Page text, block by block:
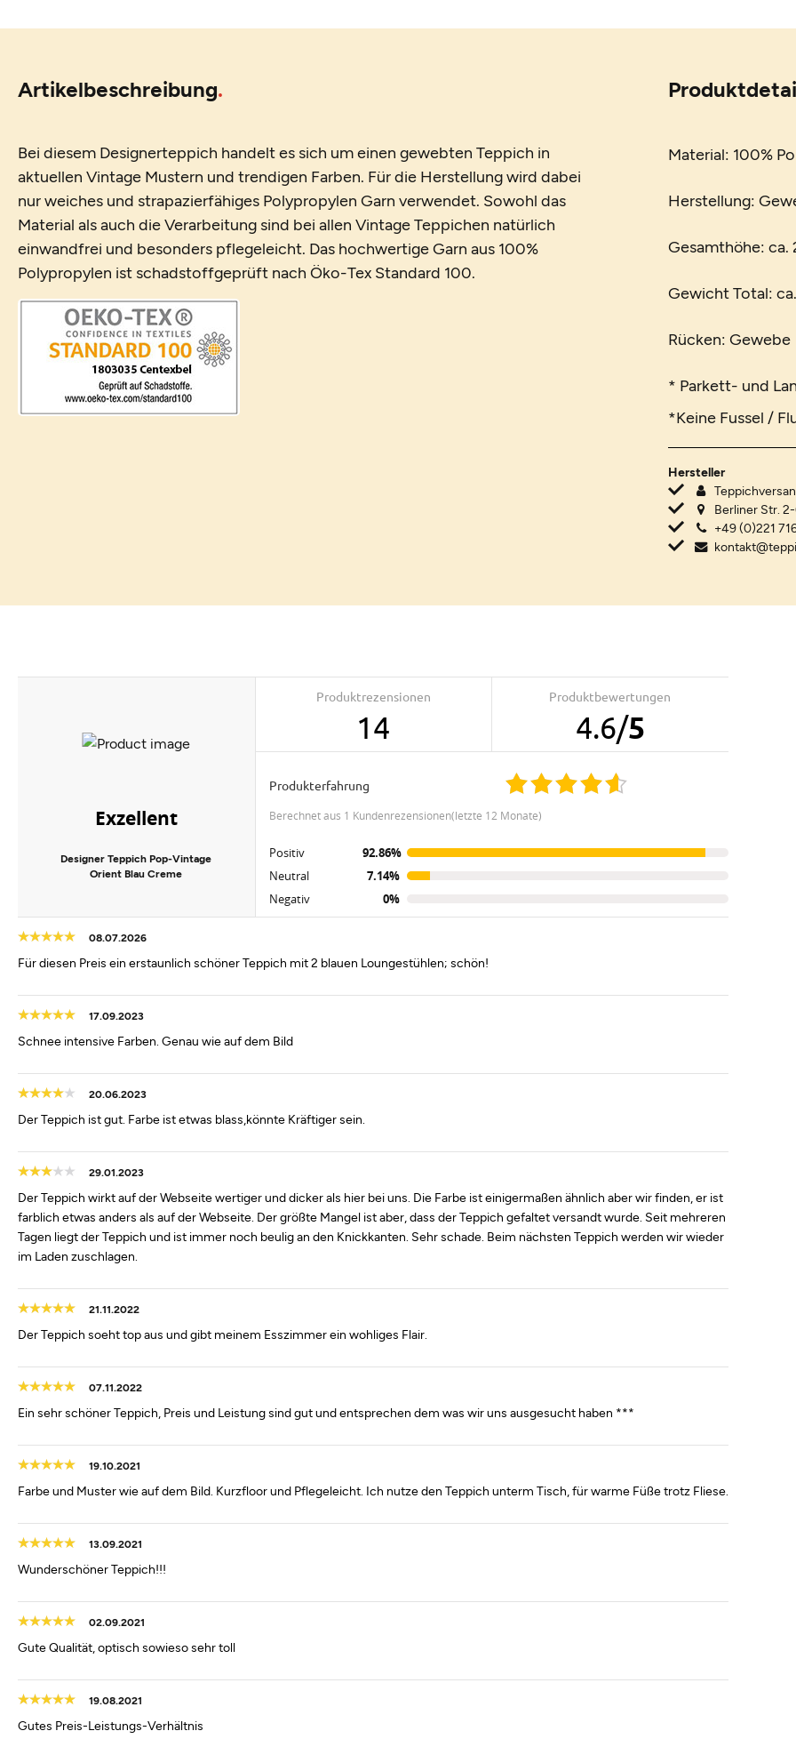
Artikelbeschreibung
Bei diesem Designerteppich handelt es sich um einen gewebten Teppich in
aktuellen Vintage Mustern und trendigen Farben. Für die Herstellung wird dabei
nur weiches und strapazierfähiges Polypropylen Garn verwendet. Sowohl das
Material als auch die Verarbeitung sind bei allen Vintage Teppichen natürlich
einwandfrei und besonders pflegeleicht. Das hochwertige Garn aus 100%
Polypropylen ist schadstoffgeprüft nach Öko-Tex Standard 100.
Material: 100%
Herstellung:
Gesamthöhe: ca.
Gewicht Total:
Rücken: Gewebe
* Parkett- und
*Keine Fussel /
Hersteller
Berliner Str.
+49 (0)221
Exzellent
Designer Teppich Pop-Vintage
Orient Blau Creme
Produktrezensionen
14
Produktbewertungen
4.6/5
Produkterfahrung
berechnet aus 1 Kundenrezensionen(letzte 12 Monate)
Positiv
92.86%
Neutral
7.14%
Negativ
0%
08.07.2026
Für diesen Preis ein erstaunlich schöner Teppich mit 2 blauen Loungestühlen; schön!
17.09.2023
Schnee intensive Farben. Genau wie auf dem Bild
20.06.2023
Der Teppich ist gut. Farbe ist etwas blass,könnte Kräftiger sein.
29.01.2023
Der Teppich wirkt auf der Webseite wertiger und dicker als hier bei uns. Die Farbe ist einigermaßen ähnlich aber wir finden, er ist
farblich etwas anders als auf der Webseite. Der größte Mangel ist aber, dass der Teppich gefaltet versandt wurde. Seit mehreren
Tagen liegt der Teppich und ist immer noch beulig an den Knickkanten. Sehr schade. Beim nächsten Teppich werden wir wieder
im Laden zuschlagen.
21.11.2022
Der Teppich soeht top aus und gibt meinem Esszimmer ein wohliges Flair.
07.11.2022
Ein sehr schöner Teppich, Preis und Leistung sind gut und entsprechen dem was wir uns ausgesucht haben ***
19.10.2021
Farbe und Muster wie auf dem Bild. Kurzfloor und Pflegeleicht. Ich nutze den Teppich unterm Tisch, für warme Füße trotz Fliese.
13.09.2021
Wunderschöner Teppich!!!
02.09.2021
Gute Qualität, optisch sowieso sehr toll
19.08.2021
Gutes Preis-Leistungs-Verhältnis